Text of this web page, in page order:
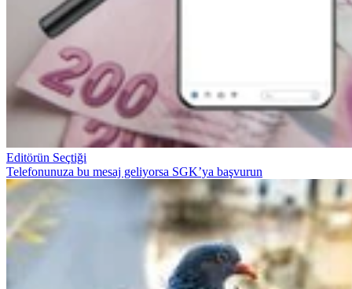
Editörün Seçtiği
Telefonunuza bu mesaj geliyorsa SGK’ya başvurun